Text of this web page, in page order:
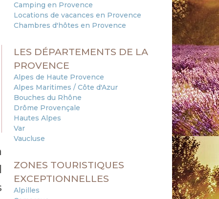
Camping en Provence
Locations de vacances en Provence
Chambres d'hôtes en Provence
LES DÉPARTEMENTS DE LA
PROVENCE
Alpes de Haute Provence
Alpes Maritimes / Côte d'Azur
Bouches du Rhône
Drôme Provençale
Hautes Alpes
Var
Vaucluse
ZONES TOURISTIQUES
EXCEPTIONNELLES
Alpilles